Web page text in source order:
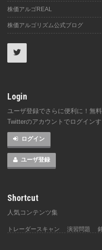
株価アルゴREAL
株価アルゴリズム公式ブログ
Login
ユーザ登録でさらに便利に！無
Twitterのアカウントでログインす
ログイン
ユーザ登録
Shortcut
人気コンテンツ集
トレーダースキャン 演習問題